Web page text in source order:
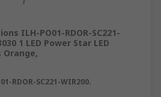
ILH-PO01-RDOR-SC221-
1 LED Power Star LED
Orange,
RDOR-SC221-WIR200.